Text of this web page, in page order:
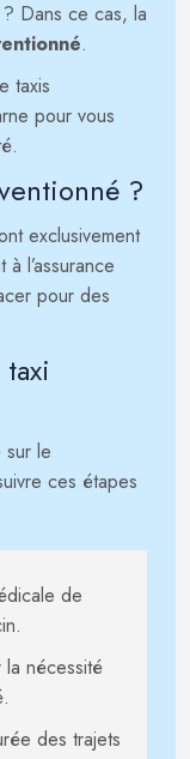
Dans ce cas, la
.
taxis
pour vous
?
exclusivement
l’assurance
pour des
sur le
ces étapes
de
nécessité
des trajets